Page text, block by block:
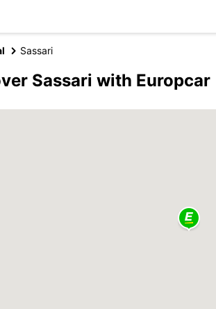
Sassari
Sassari with Europcar